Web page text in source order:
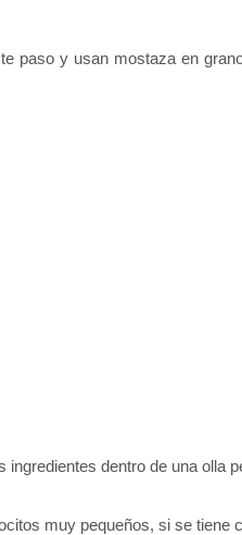
paso y usan mostaza en
dentro de una olla
muy pequeños, si se tiene